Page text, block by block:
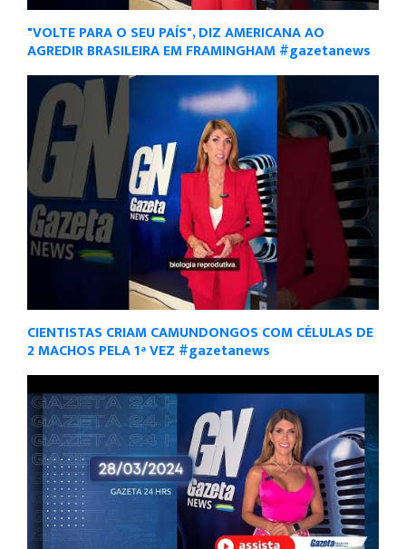
"VOLTE PARA O SEU PAÍS", DIZ AMERICANA AO
AGREDIR BRASILEIRA EM FRAMINGHAM #gazetanews
CIENTISTAS CRIAM CAMUNDONGOS COM CÉLULAS DE
2 MACHOS PELA 1ª VEZ #gazetanews